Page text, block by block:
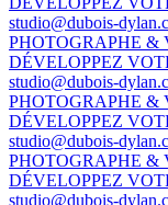
studio@dubois-
PHOTOGRAPHE &
DÉVELOPPEZ
studio@dubois-
PHOTOGRAPHE &
DÉVELOPPEZ
studio@dubois-
PHOTOGRAPHE &
DÉVELOPPEZ
studio@dubois-